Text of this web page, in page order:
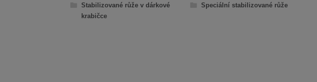
Stabilizované růže v dárkové
krabičce
Speciální stabilizované růže